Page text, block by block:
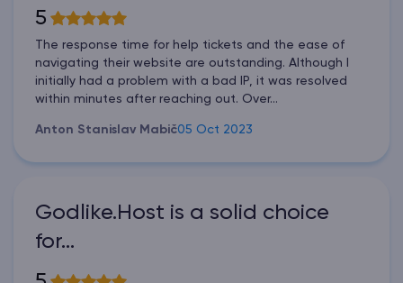
5
The response time for help tickets and the ease of
navigating their website are outstanding. Although I
initially had a problem with a bad IP, it was resolved
within minutes after reaching out. Over...
Anton Stanislav Mabič05 Oct 2023
Godlike.Host is a solid choice
for…